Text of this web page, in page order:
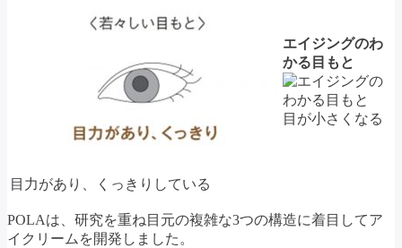
目力があり、くっきりしている
エイジングのわ
かる目もと
目が小さくなる
POLAは、研究を重ね目元の複雑な3つの構造に着目してア
イクリームを開発しました。